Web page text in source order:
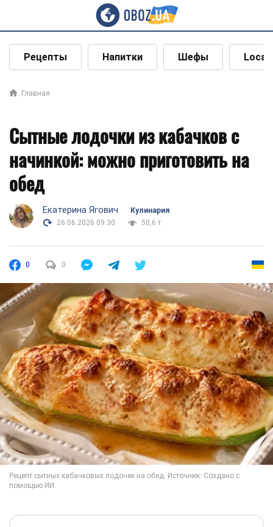
Рецепты Напитки Шефы Local
Главная
Сытные лодочки из кабачков с
начинкой: можно приготовить на
обед
Екатерина Ягович
Кулинария
26.06.2026 09:30
50,6 т.
0 0